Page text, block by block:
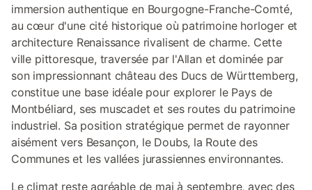
immersion authentique en Bourgogne-Franche-Comté,
au cœur d'une cité historique où patrimoine horloger et
architecture Renaissance rivalisent de charme. Cette
ville pittoresque, traversée par l'Allan et dominée par
son impressionnant château des Ducs de Württemberg,
constitue une base idéale pour explorer le Pays de
Montbéliard, ses muscadet et ses routes du patrimoine
industriel. Sa position stratégique permet de rayonner
aisément vers Besançon, le Doubs, la Route des
Communes et les vallées jurassiennes environnantes.
Le climat reste agréable de mai à septembre, avec des